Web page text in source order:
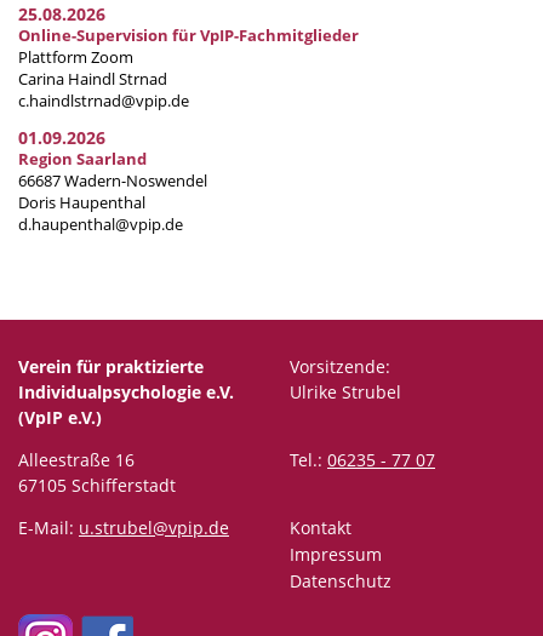
25.08.2026
Online-Supervision für VpIP-Fachmitglieder
Plattform Zoom
Carina Haindl Strnad
c.haindlstrnad@vpip.de
01.09.2026
Region Saarland
66687 Wadern-Noswendel
Doris Haupenthal
d.haupenthal@vpip.de
Verein für praktizierte
Individualpsychologie e.V.
(VpIP e.V.)
Vorsitzende:
Ulrike Strubel
Alleestraße 16
67105 Schifferstadt
Tel.: 06235 - 77 07
E-Mail: u.strubel@vpip.de
Kontakt
Impressum
Datenschutz